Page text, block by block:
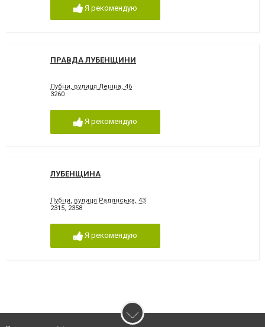
Я рекомендую
ПРАВДА ЛУБЕНЩИНИ
Лубни, вулиця Леніна, 46
3260
Я рекомендую
ЛУБЕНЩИНА
Лубни, вулиця Радянська, 43
2315, 2358
Я рекомендую